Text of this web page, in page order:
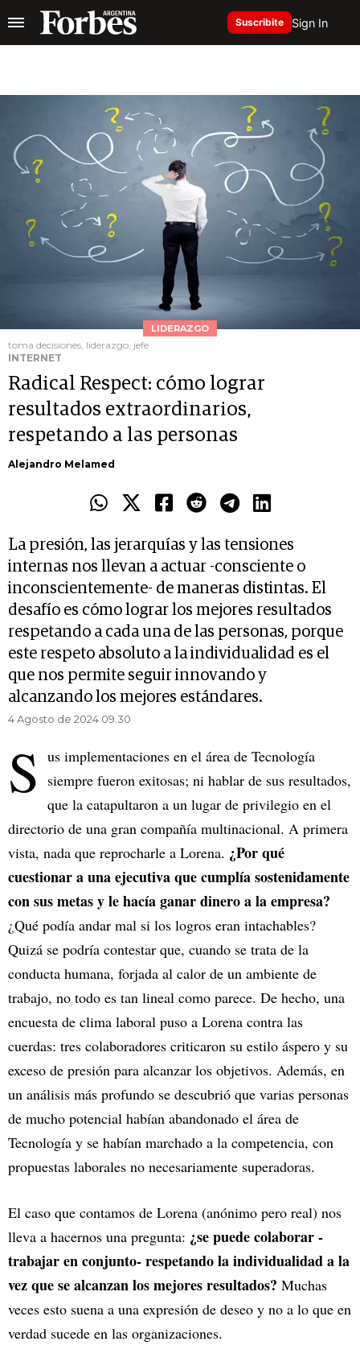
Suscribite Sign In
LIDERAZGO
toma decisiones, liderazgo, jefe
INTERNET
Radical Respect: cómo lograr
resultados extraordinarios,
respetando a las personas
Alejandro Melamed
La presión, las jerarquías y las tensiones
internas nos llevan a actuar -consciente o
inconscientemente- de maneras distintas. El
desafío es cómo lograr los mejores resultados
respetando a cada una de las personas, porque
este respeto absoluto a la individualidad es el
que nos permite seguir innovando y
alcanzando los mejores estándares.
4 Agosto de 2024 09.30
S us implementaciones en el área de Tecnología
siempre fueron exitosas; ni hablar de sus resultados,
que la catapultaron a un lugar de privilegio en el
directorio de una gran compañía multinacional. A primera
vista, nada que reprocharle a Lorena. ¿Por qué
cuestionar a una ejecutiva que cumplía sostenidamente
con sus metas y le hacía ganar dinero a la empresa?
¿Qué podía andar mal si los logros eran intachables?
Quizá se podría contestar que, cuando se trata de la
conducta humana, forjada al calor de un ambiente de
trabajo, no todo es tan lineal como parece. De hecho, una
encuesta de clima laboral puso a Lorena contra las
cuerdas: tres colaboradores criticaron su estilo áspero y su
exceso de presión para alcanzar los objetivos. Además, en
un análisis más profundo se descubrió que varias personas
de mucho potencial habían abandonado el área de
Tecnología y se habían marchado a la competencia, con
propuestas laborales no necesariamente superadoras.
El caso que contamos de Lorena (anónimo pero real) nos
lleva a hacernos una pregunta: ¿se puede colaborar -
trabajar en conjunto- respetando la individualidad a la
vez que se alcanzan los mejores resultados? Muchas
veces esto suena a una expresión de deseo y no a lo que en
verdad sucede en las organizaciones.